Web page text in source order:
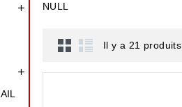


NULL
Il y a 21 produits.